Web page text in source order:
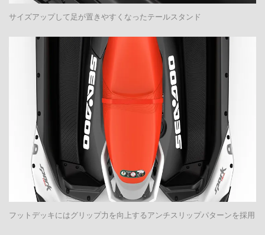
サイズアップして足が置きやすくなったテールスタンド
フットデッキにはグリップ力を向上するアンチスリップパターンを採用